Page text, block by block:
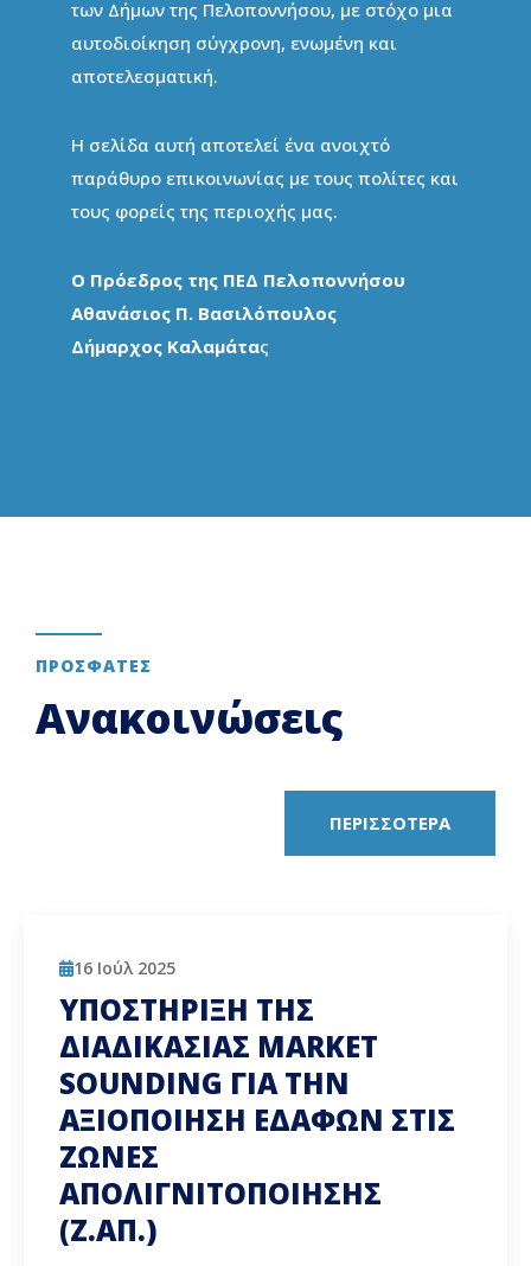
των Δήμων της Πελοποννήσου, με στόχο μια
αυτοδιοίκηση σύγχρονη, ενωμένη και
αποτελεσματική.
Η σελίδα αυτή αποτελεί ένα ανοιχτό
παράθυρο επικοινωνίας με τους πολίτες και
τους φορείς της περιοχής μας.
Ο Πρόεδρος της ΠΕΔ Πελοποννήσου
Αθανάσιος Π. Βασιλόπουλος
Δήμαρχος Καλαμάτας
ΠΡΟΣΦΑΤΕΣ
Ανακοινώσεις
ΠΕΡΙΣΣΟΤΕΡΑ
16 Ιούλ 2025
ΥΠΟΣΤΗΡΙΞΗ ΤΗΣ
ΔΙΑΔΙΚΑΣΙΑΣ MARKET
SOUNDING ΓΙΑ ΤΗΝ
ΑΞΙΟΠΟΙΗΣΗ ΕΔΑΦΩΝ ΣΤΙΣ
ΖΩΝΕΣ
ΑΠΟΛΙΓΝΙΤΟΠΟΙΗΣΗΣ
(Ζ.ΑΠ.)